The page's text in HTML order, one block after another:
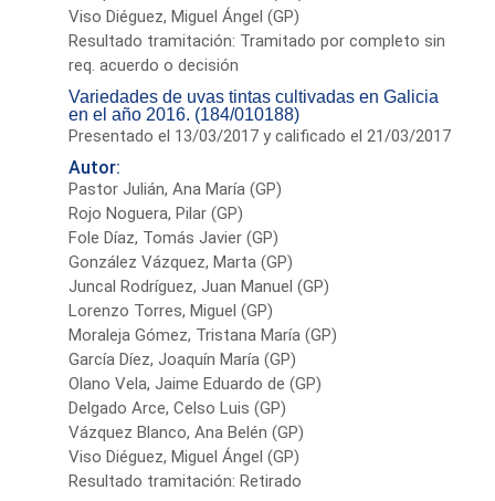
Viso Diéguez, Miguel Ángel (GP)
Resultado tramitación: Tramitado por completo sin
req. acuerdo o decisión
Variedades de uvas tintas cultivadas en Galicia
en el año 2016. (184/010188)
Presentado el 13/03/2017 y calificado el 21/03/2017
Autor:
Pastor Julián, Ana María (GP)
Rojo Noguera, Pilar (GP)
Fole Díaz, Tomás Javier (GP)
González Vázquez, Marta (GP)
Juncal Rodríguez, Juan Manuel (GP)
Lorenzo Torres, Miguel (GP)
Moraleja Gómez, Tristana María (GP)
García Díez, Joaquín María (GP)
Olano Vela, Jaime Eduardo de (GP)
Delgado Arce, Celso Luis (GP)
Vázquez Blanco, Ana Belén (GP)
Viso Diéguez, Miguel Ángel (GP)
Resultado tramitación: Retirado